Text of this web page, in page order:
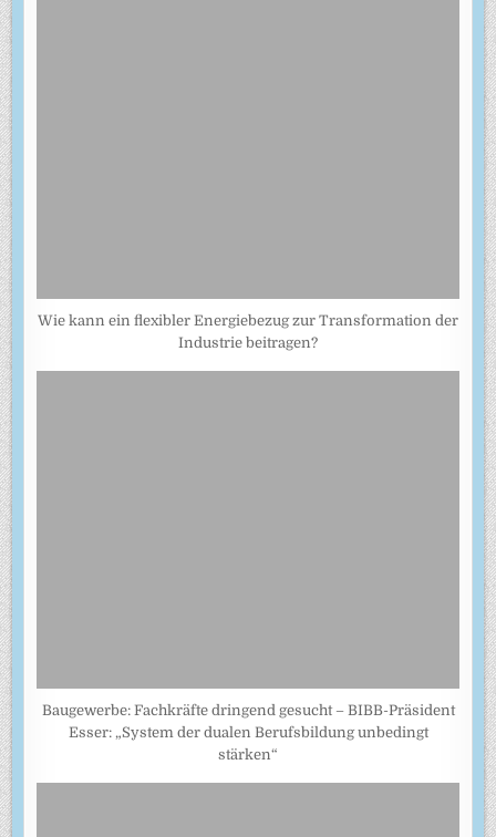
Wie kann ein flexibler Energiebezug zur Transformation der
Industrie beitragen?
Baugewerbe: Fachkräfte dringend gesucht – BIBB-Präsident
Esser: „System der dualen Berufsbildung unbedingt
stärken“